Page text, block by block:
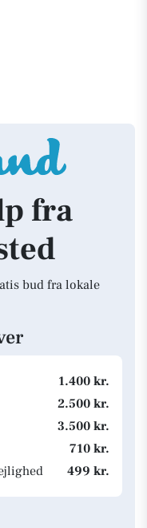
fra
bud fra lokale
1.400 kr.
2.500 kr.
3.500 kr.
710 kr.
499 kr.